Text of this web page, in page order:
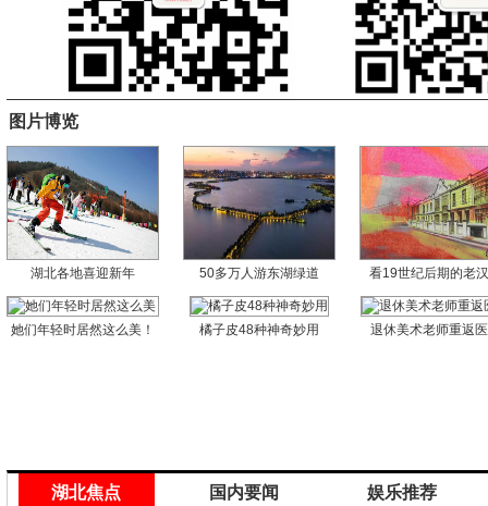
图片博览
湖北各地喜迎新年 50多万人游东湖绿道 看19世纪后期的老
她们年轻时居然这么美！ 橘子皮48种神奇妙用 退休美术老师重返
湖北焦点 国内要闻 娱乐推荐